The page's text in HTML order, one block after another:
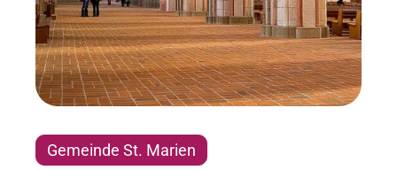
Gemeinde St. Marien